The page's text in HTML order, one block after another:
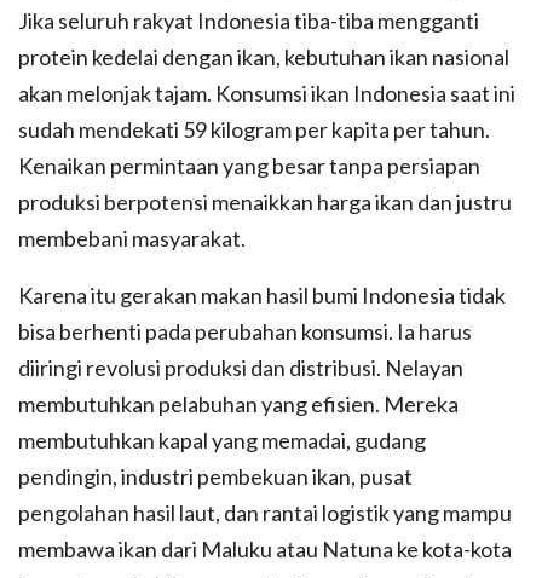
Jika seluruh rakyat Indonesia tiba-tiba mengganti
protein kedelai dengan ikan, kebutuhan ikan nasional
akan melonjak tajam. Konsumsi ikan Indonesia saat ini
sudah mendekati 59 kilogram per kapita per tahun.
Kenaikan permintaan yang besar tanpa persiapan
produksi berpotensi menaikkan harga ikan dan justru
membebani masyarakat.
Karena itu gerakan makan hasil bumi Indonesia tidak
bisa berhenti pada perubahan konsumsi. Ia harus
diiringi revolusi produksi dan distribusi. Nelayan
membutuhkan pelabuhan yang efisien. Mereka
membutuhkan kapal yang memadai, gudang
pendingin, industri pembekuan ikan, pusat
pengolahan hasil laut, dan rantai logistik yang mampu
membawa ikan dari Maluku atau Natuna ke kota-kota